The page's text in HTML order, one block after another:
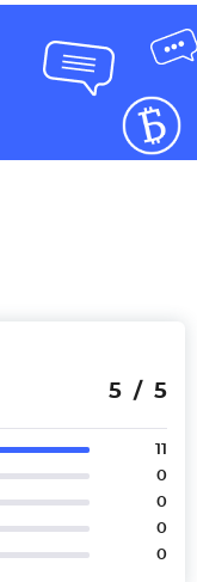
5 / 5
11
0
0
0
0